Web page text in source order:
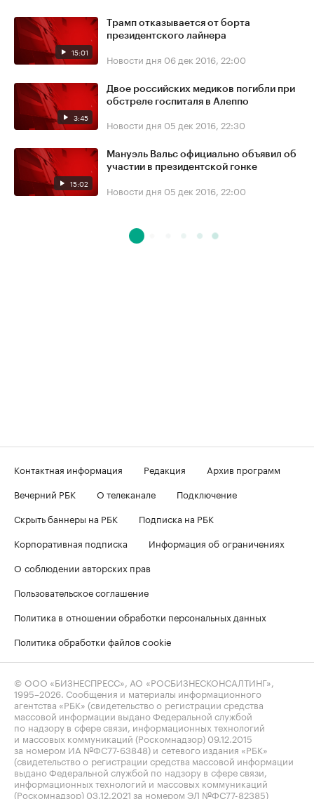
15:01
Трамп отказывается от борта
президентского лайнера
Новости дня 06 дек 2016, 22:00
3:45
Двое российских медиков погибли при
обстреле госпиталя в Алеппо
Новости дня 05 дек 2016, 22:30
15:02
Мануэль Вальс официально объявил об
участии в президентской гонке
Новости дня 05 дек 2016, 22:00
Контактная информация Редакция
Архив программ
Вечерний РБК
О телеканале
Подключение
Скрыть баннеры на РБК
Подписка на РБК
Корпоративная подписка
Информация об ограничениях
О соблюдении авторских прав
Пользовательское соглашение
Политика в отношении обработки персональных данных
Политика обработки файлов cookie
© ООО «БИЗНЕСПРЕСС», АО «РОСБИЗНЕСКОНСАЛТИНГ»,
1995–2026. Сообщения и материалы информационного
агентства «РБК» (свидетельство о регистрации средства
массовой информации выдано Федеральной службой
по надзору в сфере связи, информационных технологий
и массовых коммуникаций (Роскомнадзор) 09.12.2015
за номером ИА №ФС77-63848) и сетевого издания «РБК»
(свидетельство о регистрации средства массовой информации
выдано Федеральной службой по надзору в сфере связи,
информационных технологий и массовых коммуникаций
(Роскомнадзор) 03.12.2021 за номером ЭЛ №ФС77-82385)